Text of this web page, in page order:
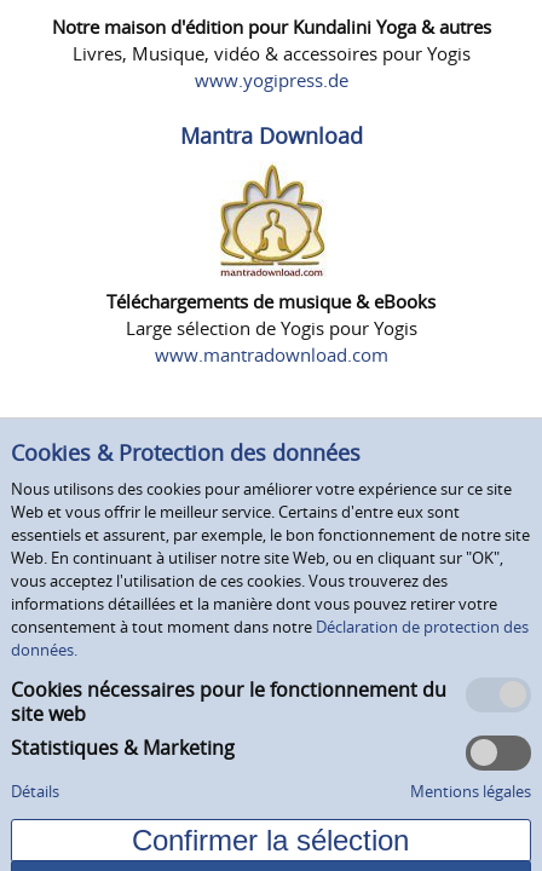
Notre maison d'édition pour Kundalini Yoga & autres
Livres, Musique, vidéo & accessoires pour Yogis
www.yogipress.de
Mantra Download
Téléchargements de musique & eBooks
Large sélection de Yogis pour Yogis
www.mantradownload.com
Cookies & Protection des données
Nous utilisons des cookies pour améliorer votre expérience sur ce site
Web et vous offrir le meilleur service. Certains d'entre eux sont
essentiels et assurent, par exemple, le bon fonctionnement de notre site
Web. En continuant à utiliser notre site Web, ou en cliquant sur "OK",
vous acceptez l'utilisation de ces cookies. Vous trouverez des
informations détaillées et la manière dont vous pouvez retirer votre
consentement à tout moment dans notre Déclaration de protection des
données.
Cookies nécessaires pour le fonctionnement du
site web
Statistiques & Marketing
Détails Mentions légales